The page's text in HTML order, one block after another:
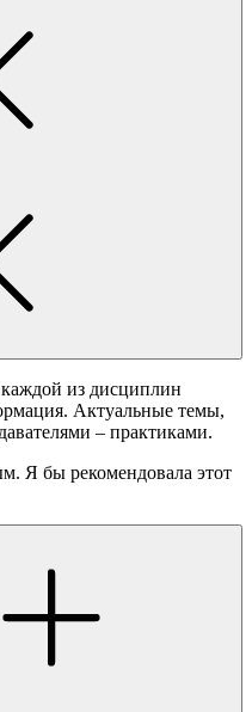
из дисциплин
Актуальные темы,
– практиками.
Я бы рекомендовала этот